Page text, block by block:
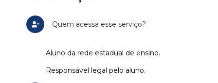
Quem acessa esse serviço?
Aluno da rede estadual de ensino.
Responsável legal pelo aluno.